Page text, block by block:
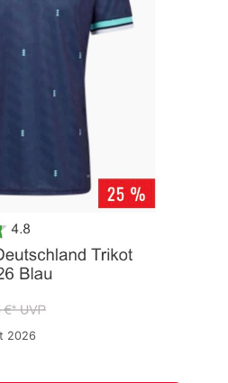
2026